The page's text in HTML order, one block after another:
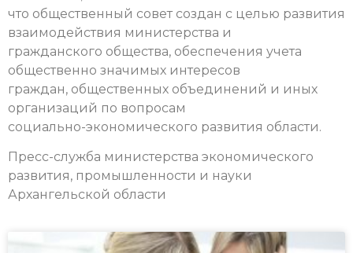
что общественный совет создан с целью развития
взаимодействия министерства и
гражданского общества, обеспечения учета
общественно значимых интересов
граждан, общественных объединений и иных
организаций по вопросам
социально-экономического развития области.
Пресс-служба министерства экономического
развития, промышленности и науки
Архангельской области